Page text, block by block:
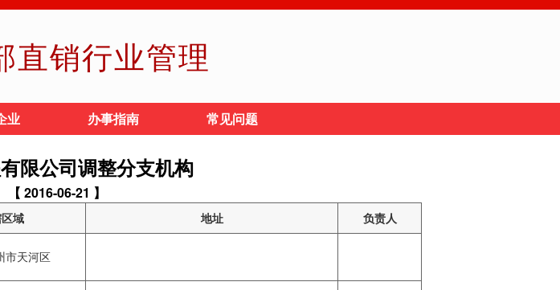
直销行业管理
业 办事指南 常见问题
限公司调整分支机构
【 2016-06-21 】
域 地址 负责人
市天河区